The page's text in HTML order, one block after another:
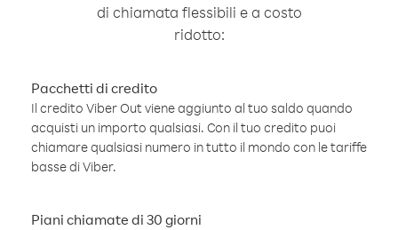
di chiamata flessibili e a costo
ridotto:
Pacchetti di credito
Il credito Viber Out viene aggiunto al tuo saldo quando
acquisti un importo qualsiasi. Con il tuo credito puoi
chiamare qualsiasi numero in tutto il mondo con le tariffe
basse di Viber.
Piani chiamate di 30 giorni